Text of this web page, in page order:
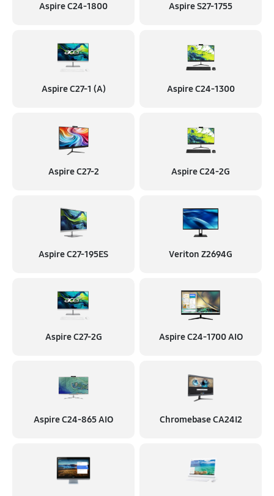
Aspire C24-1800 Aspire S27-1755
Aspire C27-1 (A) Aspire C24-1300
Aspire C27-2 Aspire C24-2G
Aspire C27-195ES Veriton Z2694G
Aspire C27-2G Aspire C24‑1700 AIO
Aspire C24‑865 AIO Chromebase CA24I2